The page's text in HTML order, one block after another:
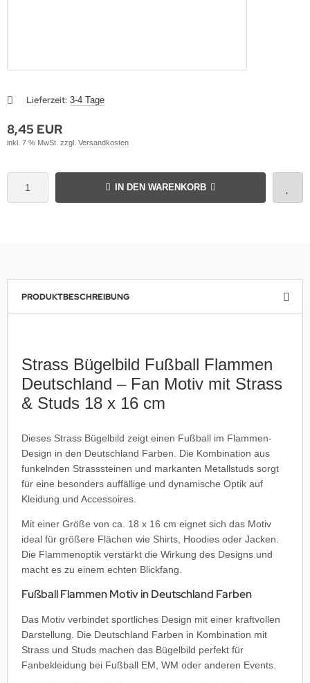
Lieferzeit: 3-4 Tage
8,45 EUR
inkl. 7 % MwSt. zzgl. Versandkosten
IN DEN WARENKORB
PRODUKTBESCHREIBUNG
Strass Bügelbild Fußball Flammen
Deutschland – Fan Motiv mit Strass
& Studs 18 x 16 cm
Dieses Strass Bügelbild zeigt einen Fußball im Flammen-
Design in den Deutschland Farben. Die Kombination aus
funkelnden Strasssteinen und markanten Metallstuds sorgt
für eine besonders auffällige und dynamische Optik auf
Kleidung und Accessoires.
Mit einer Größe von ca. 18 x 16 cm eignet sich das Motiv
ideal für größere Flächen wie Shirts, Hoodies oder Jacken.
Die Flammenoptik verstärkt die Wirkung des Designs und
macht es zu einem echten Blickfang.
Fußball Flammen Motiv in Deutschland Farben
Das Motiv verbindet sportliches Design mit einer kraftvollen
Darstellung. Die Deutschland Farben in Kombination mit
Strass und Studs machen das Bügelbild perfekt für
Fanbekleidung bei Fußball EM, WM oder anderen Events.